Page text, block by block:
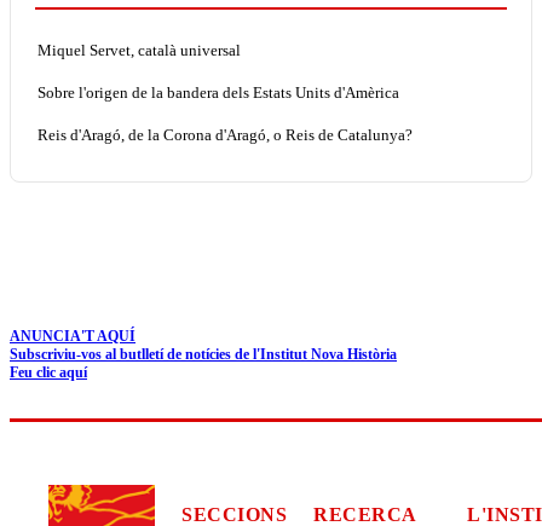
Miquel Servet, català universal
Sobre l'origen de la bandera dels Estats Units d'Amèrica
Reis d'Aragó, de la Corona d'Aragó, o Reis de Catalunya?
ANUNCIA'T AQUÍ
Subscriviu-vos al butlletí de notícies de l'Institut Nova Història
Feu clic aquí
SECCIONS RECERCA